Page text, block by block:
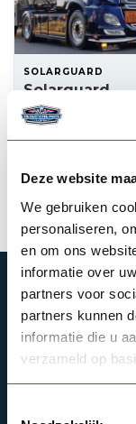
Deze website
We gebruiken
personaliseren,
en om ons
informatie over
partners voor
partners kunnen
informatie die u
verzameld op
SOLARGUARD
Solarguard
Onderspoiler
ABONNEER
Blijf op de